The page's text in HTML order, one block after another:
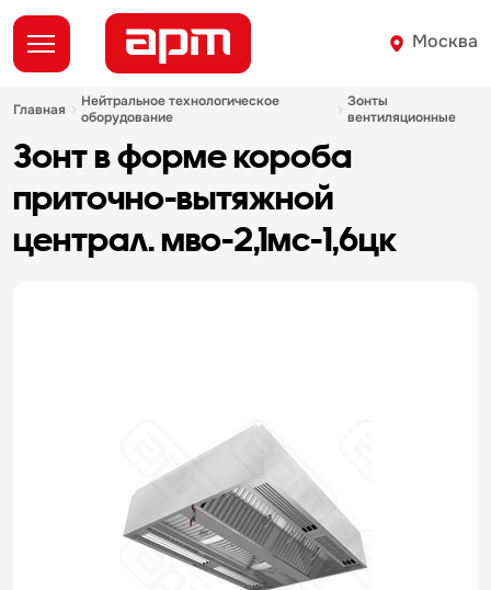
Москва
главная
нейтральное технологическое
оборудование
зонты
вентиляционные
зонт в форме короба
приточно-вытяжной
централ. мво-2,1мс-1,6цк